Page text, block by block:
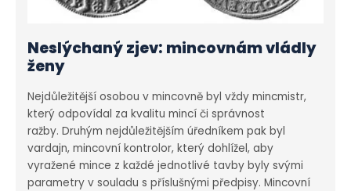
Neslýchaný zjev: mincovnám vládly
ženy
Nejdůležitější osobou v mincovně byl vždy mincmistr,
který odpovídal za kvalitu mincí či správnost
ražby. Druhým nejdůležitějším úředníkem pak byl
vardajn, mincovní kontrolor, který dohlížel, aby
vyražené mince z každé jednotlivé tavby byly svými
parametry v souladu s příslušnými předpisy. Mincovní